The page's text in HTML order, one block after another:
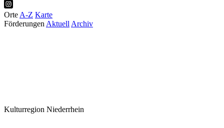
OrteA-Z Karte
FörderungenAktuellArchiv
Kulturregion Niederrhein